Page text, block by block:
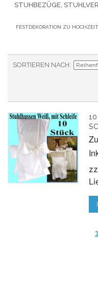
STUHBEZÜGE,
FESTDEKORATION ZU
SORTIEREN NACH
10